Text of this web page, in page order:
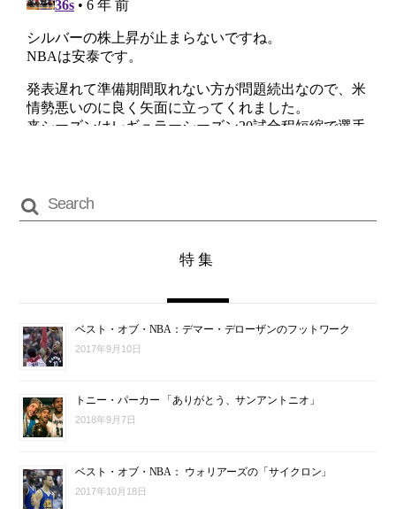
特集
ベスト・オブ・NBA：デマー・デローザンのフットワーク
2017年9月10日
トニー・パーカー 「ありがとう、サンアントニオ」
2018年9月7日
ベスト・オブ・NBA： ウォリアーズの「サイクロン」
2017年10月18日